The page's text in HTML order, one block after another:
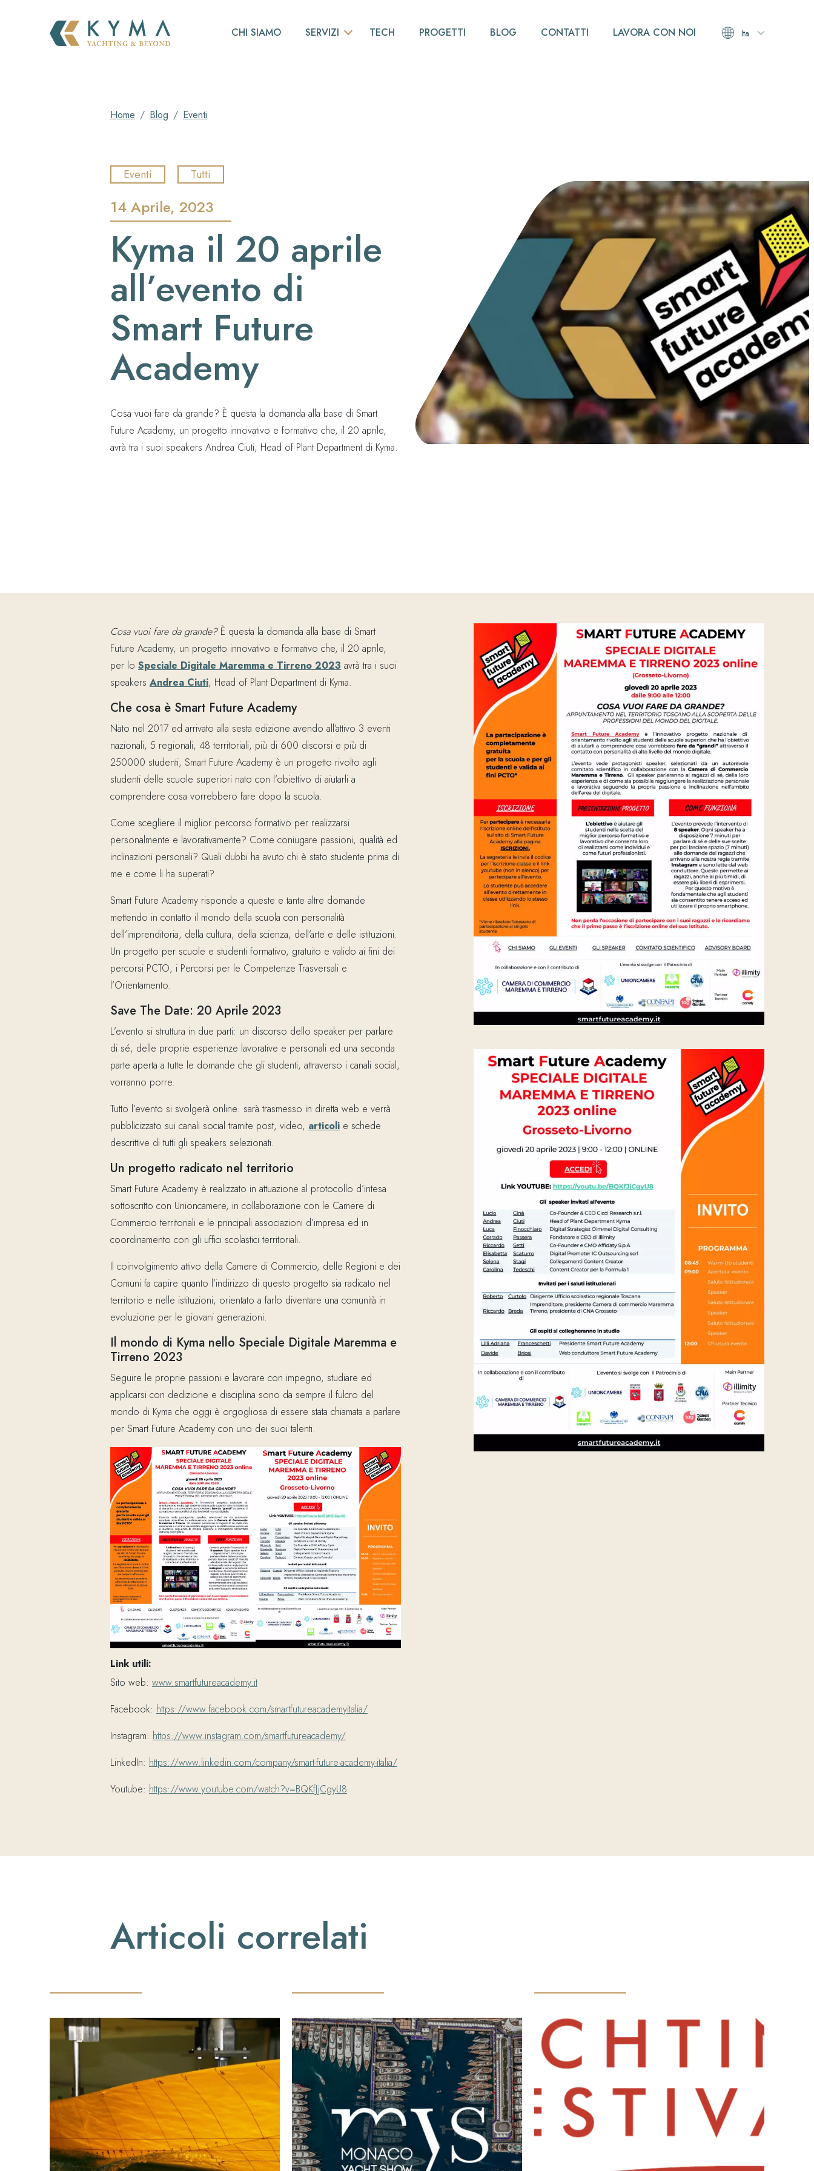
CHI SIAMO SERVIZI
RILIEVI VIBRO-ACUSTICI
REALTÀ VIRTUALE E AUMENTATA
TECH PROGETTI BLOG CONTATTI LAVORA CON NOI Ita
Home Blog Eventi
Eventi Tutti
14 Aprile, 2023
Kyma il 20 aprile
all’evento di
Smart Future
Academy
Cosa vuoi fare da grande? È questa la domanda alla base di Smart
Future Academy, un progetto innovativo e formativo che, il 20 aprile,
avrà tra i suoi speakers Andrea Ciuti, Head of Plant Department di Kyma.
Cosa vuoi fare da grande?È questa la domanda alla base di Smart
Future Academy, un progetto innovativo e formativo che, il 20 aprile,
per lo Speciale Digitale Maremma e Tirreno 2023 avrà tra i suoi
speakers Andrea Ciuti, Head of Plant Department di Kyma.
Che cosa è Smart Future Academy
Nato nel 2017 ed arrivato alla sesta edizione avendo all’attivo 3 eventi
nazionali, 5 regionali, 48 territoriali, più di 600 discorsi e più di
250000 studenti, Smart Future Academy è un progetto rivolto agli
studenti delle scuole superiori nato con l’obiettivo di aiutarli a
comprendere cosa vorrebbero fare dopo la scuola.
Come scegliere il miglior percorso formativo per realizzarsi
personalmente e lavorativamente? Come coniugare passioni, qualità ed
inclinazioni personali? Quali dubbi ha avuto chi è stato studente prima di
me e come li ha superati?
Smart Future Academy risponde a queste e tante altre domande
mettendo in contatto il mondo della scuola con personalità
dell’imprenditoria, della cultura, della scienza, dell’arte e delle istituzioni.
Un progetto per scuole e studenti formativo, gratuito e valido ai fini dei
percorsi PCTO, i Percorsi per le Competenze Trasversali e
l’Orientamento.
Save The Date: 20 Aprile 2023
L’evento si struttura in due parti: un discorso dello speaker per parlare
di sé, delle proprie esperienze lavorative e personali ed una seconda
parte aperta a tutte le domande che gli studenti, attraverso i canali social,
vorranno porre.
Tutto l’evento si svolgerà online: sarà trasmesso in diretta web e verrà
pubblicizzato sui canali social tramite post, video, articoli e schede
descrittive di tutti gli speakers selezionati.
Un progetto radicato nel territorio
Smart Future Academy è realizzato in attuazione al protocollo d’intesa
sottoscritto con Unioncamere, in collaborazione con le Camere di
Commercio territoriali e le principali associazioni d’impresa ed in
coordinamento con gli uffici scolastici territoriali.
Il coinvolgimento attivo della Camere di Commercio, delle Regioni e dei
Comuni fa capire quanto l’indirizzo di questo progetto sia radicato nel
territorio e nelle istituzioni, orientato a farlo diventare una comunità in
evoluzione per le giovani generazioni.
Il mondo di Kyma nello Speciale Digitale Maremma e
Tirreno 2023
Seguire le proprie passioni e lavorare con impegno, studiare ed
applicarsi con dedizione e disciplina sono da sempre il fulcro del
mondo di Kyma che oggi è orgogliosa di essere stata chiamata a parlare
per Smart Future Academy con uno dei suoi talenti.
Link utili:
Sito web: www.smartfutureacademy.it
Facebook: https://www.facebook.com/smartfutureacademyitalia/
Instagram: https://www.instagram.com/smartfutureacademy/
LinkedIn: https://www.linkedin.com/company/smart-future-academy-italia/
Youtube: https://www.youtube.com/watch?v=BQKfJjCgyU8
Articoli correlati